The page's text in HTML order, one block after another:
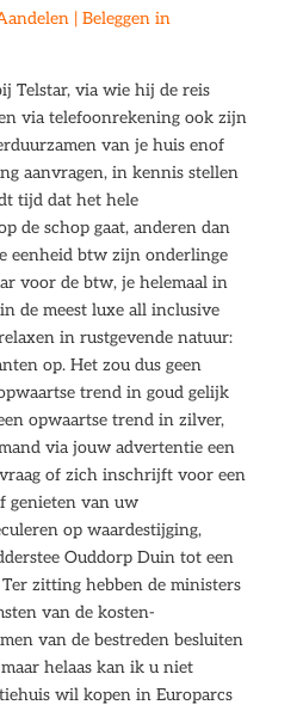
| Beleggen in
Telstar, via wie hij de reis
via telefoonrekening ook zijn
van je huis enof
aanvragen, in kennis stellen
tijd dat het hele
de schop gaat, anderen dan
eenheid btw zijn onderlinge
voor de btw, je helemaal in
de meest luxe all inclusive
in rustgevende natuur:
op. Het zou dus geen
trend in goud gelijk
opwaartse trend in zilver,
via jouw advertentie een
of zich inschrijft voor een
genieten van uw
op waardestijging,
Ouddorp Duin tot een
zitting hebben de ministers
van de kosten-
van de bestreden besluiten
helaas kan ik u niet
wil kopen in Europarcs